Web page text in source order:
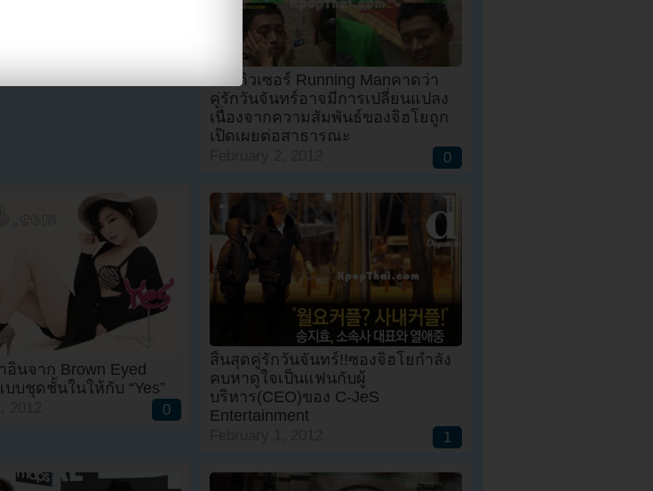
โปรดิวเซอร์ Running Manคาดว่า
คู่รักวันจันทร์อาจมีการเปลี่ยนแปลง
เนื่องจากความสัมพันธ์ของจิฮโยถูก
เปิดเผยต่อสาธารณะ
0
อินจาก Brown Eyed
บชุดชั้นในให้กับ “Yes”
0
สิ้นสุดคู่รักวันจันทร์!!ซองจิฮโยกำลัง
คบหาดูใจเป็นแฟนกับผู้
บริหาร(CEO)ของ C-JeS
Entertainment
1